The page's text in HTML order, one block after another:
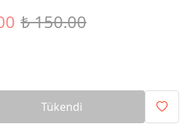
₺ 150.00
Tükendi